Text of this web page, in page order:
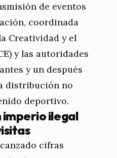
de eventos
coordinada
Creatividad y el
y las autoridades
y un después
distribución no
deportivo.
imperio ilegal
cifras